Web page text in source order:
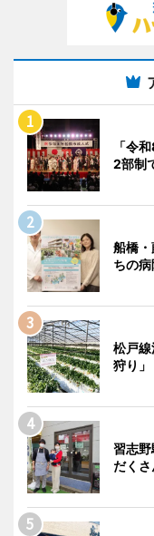
「令
2部制
船橋・
ちの
松戸
狩り
習志
だく